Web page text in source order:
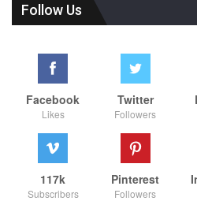
Follow Us
Facebook
Likes
Twitter
Followers
117k
Subscribers
Pinterest
Followers